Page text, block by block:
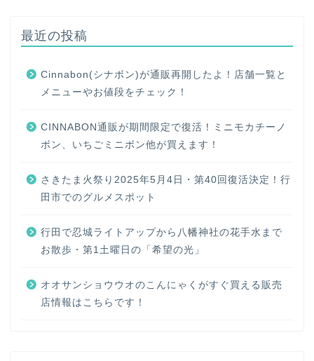
最近の投稿
Cinnabon(シナボン)が通販再開したよ！店舗一覧と
メニューやお値段をチェック！
CINNABON通販が期間限定で復活！ミニモカチーノ
ボン、いちごミニボン他が買えます！
さきたま火祭り2025年5月4日・第40回復活決定！行
田市でのグルメスポット
行田で忍城ライトアップから八幡神社の花手水まで
お散歩・第1土曜日の「希望の光」
オオサンショウウオのこんにゃくがすぐ買える販売
店情報はこちらです！